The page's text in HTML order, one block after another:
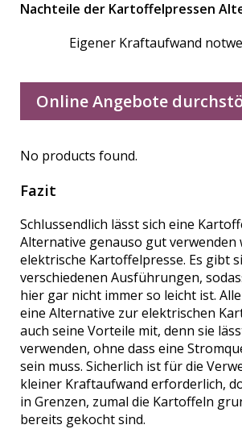
Nachteile der Kartoffelpressen
Eigener Kraftaufwand
Online Angebote
No products found.
Fazit
Schlussendlich lässt sich eine
Alternative genauso gut verwenden
elektrische Kartoffelpresse. Es gibt
verschiedenen Ausführungen,
hier gar nicht immer so leicht ist.
eine Alternative zur elektrischen
auch seine Vorteile mit, denn sie
verwenden, ohne dass eine
sein muss. Sicherlich ist für die
kleiner Kraftaufwand erforderlich,
in Grenzen, zumal die Kartoffeln
bereits gekocht sind.